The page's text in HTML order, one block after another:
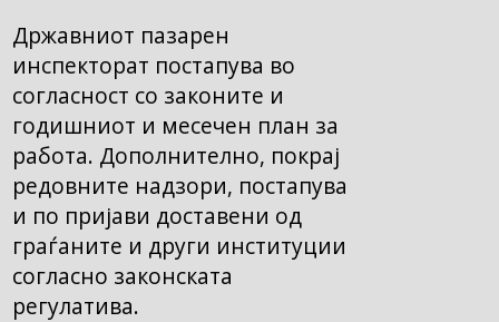
Државниот пазарен
инспекторат постапува во
согласност со законите и
годишниот и месечен план за
работа. Дополнително, покрај
редовните надзори, постапува
и по пријави доставени од
граѓаните и други институции
согласно законската
регулатива.